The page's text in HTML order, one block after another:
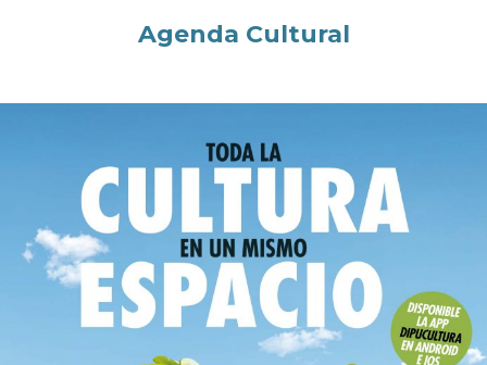
Agenda Cultural